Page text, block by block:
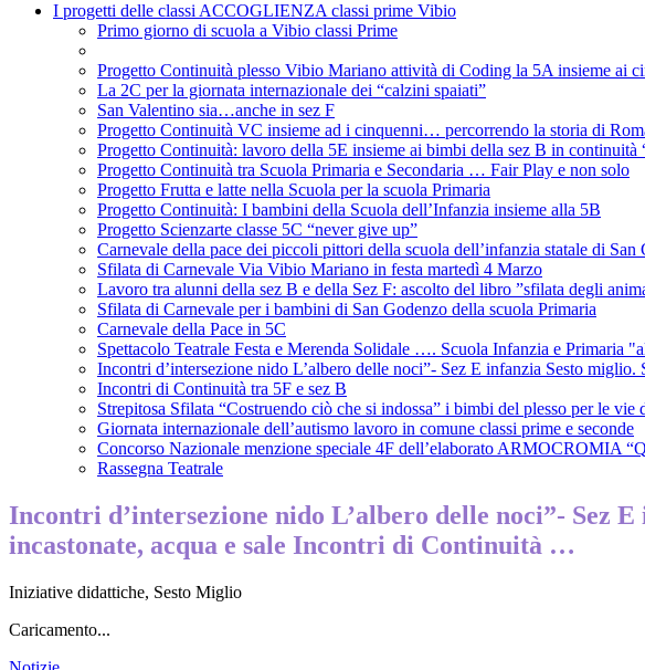
I progetti delle classi ACCOGLIENZA classi prime Vibio
Primo giorno di scuola a Vibio classi Prime
Progetto Continuità plesso Vibio Mariano attività di Coding la 5A insieme ai
La 2C per la giornata internazionale dei “calzini spaiati”
San Valentino sia…anche in sez F
Progetto Continuità VC insieme ad i cinquenni… percorrendo la storia di
Progetto Continuità: lavoro della 5E insieme ai bimbi della sez B in continuità
Progetto Continuità tra Scuola Primaria e Secondaria … Fair Play e non solo
Progetto Frutta e latte nella Scuola per la scuola Primaria
Progetto Continuità: I bambini della Scuola dell’Infanzia insieme alla 5B
Progetto Scienzarte classe 5C “never give up”
Carnevale della pace dei piccoli pittori della scuola dell’infanzia statale di
Sfilata di Carnevale Via Vibio Mariano in festa martedì 4 Marzo
Lavoro tra alunni della sez B e della Sez F: ascolto del libro ”sfilata degli
Sfilata di Carnevale per i bambini di San Godenzo della scuola Primaria
Carnevale della Pace in 5C
Spettacolo Teatrale Festa e Merenda Solidale …. Scuola Infanzia e Primaria
Incontri d’intersezione nido L’albero delle noci”- Sez E infanzia Sesto
Incontri di Continuità tra 5F e sez B
Strepitosa Sfilata “Costruendo ciò che si indossa” i bimbi del plesso per le
Giornata internazionale dell’autismo lavoro in comune classi prime e seconde
Concorso Nazionale menzione speciale 4F dell’elaborato ARMOCROMIA
Rassegna Teatrale
Incontri d’intersezione nido L’albero delle noci”- Sez
incastonate, acqua e sale Incontri di Continuità …
Iniziative didattiche, Sesto Miglio
Caricamento...